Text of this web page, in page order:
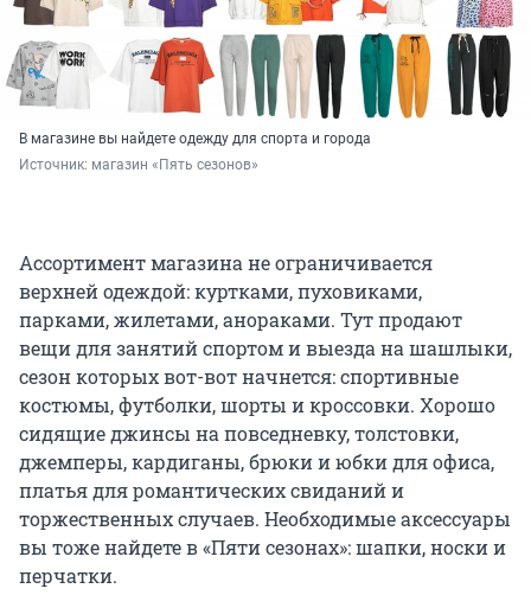
В магазине вы найдете одежду для спорта и города
Источник: магазин «Пять сезонов»
Ассортимент магазина не ограничивается
верхней одеждой: куртками, пуховиками,
парками, жилетами, анораками. Тут продают
вещи для занятий спортом и выезда на шашлыки,
сезон которых вот-вот начнется: спортивные
костюмы, футболки, шорты и кроссовки. Хорошо
сидящие джинсы на повседневку, толстовки,
джемперы, кардиганы, брюки и юбки для офиса,
платья для романтических свиданий и
торжественных случаев. Необходимые аксессуары
вы тоже найдете в «Пяти сезонах»: шапки, носки и
перчатки.